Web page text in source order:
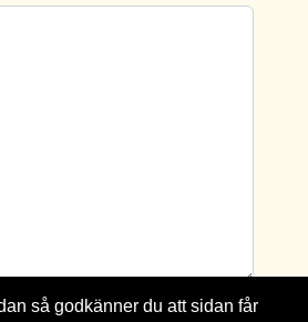
så godkänner du att sidan får